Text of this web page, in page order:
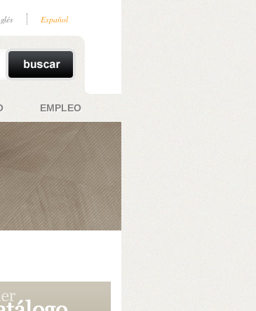
Español
EMPLEO